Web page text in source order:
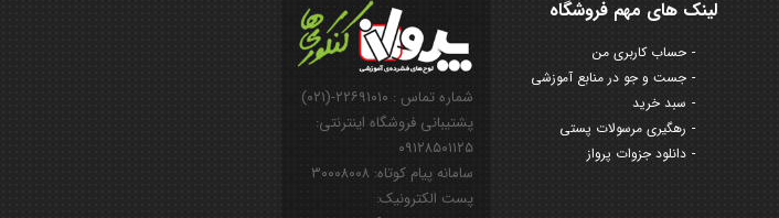
شماره تماس : ۲۲۶۹۱۰۱۰-(۰۲۱)
پشتیبانی فروشگاه اینترنتی:
۰۹۱۲۸۵۰۱۱۲۵
سامانه پیام کوتاه: ۳۰۰۰۸۰۰۸
پست الکترونیک:
لینک های مهم فروشگاه
حساب کاربری من
جست و جو در منابع آموزشی
سبد خرید
رهگیری مرسولات پستی
دانلود جزوات پرواز